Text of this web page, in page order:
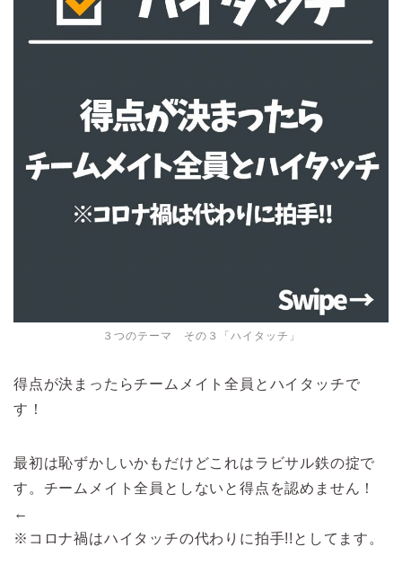
３つのテーマ その３「ハイタッチ」
得点が決まったらチームメイト全員とハイタッチで
す！
最初は恥ずかしいかもだけどこれはラビサル鉄の掟で
す。チームメイト全員としないと得点を認めません！
←
※コロナ禍はハイタッチの代わりに拍手!!としてます。